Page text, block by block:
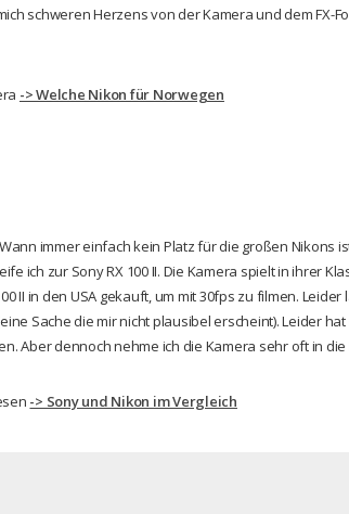
schweren Herzens von der Kamera und dem FX-
-> Welche Nikon für Norwegen
immer einfach kein Platz für die großen Nikons
ich zur Sony RX 100 II. Die Kamera spielt in ihrer
II in den USA gekauft, um mit 30fps zu filmen.
Sache die mir nicht plausibel erscheint). Leider
Aber dennoch nehme ich die Kamera sehr oft in die
-> Sony und Nikon im Vergleich